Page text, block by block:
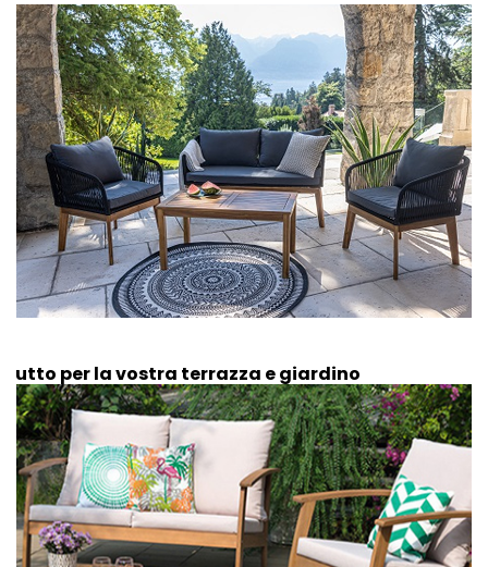
Tutto per la vostra terrazza e giardino